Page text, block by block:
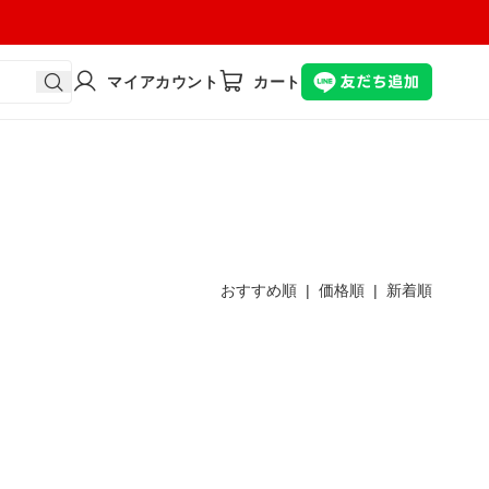
マイアカウント カート
おすすめ順 | 価格順 | 新着順